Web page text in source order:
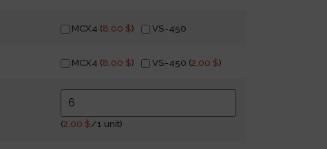
MCX4 (8,00 $) VS-450
MCX4 (8,00 $) VS-450 (2,00 $)
(2,00 $/1 unit)